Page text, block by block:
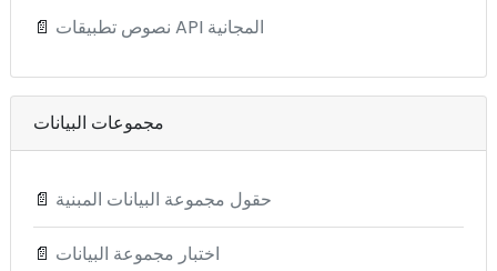
📄 نصوص تطبيقات API المجانية
مجموعات البيانات
📄 حقول مجموعة البيانات المبنية
📄 اختبار مجموعة البيانات